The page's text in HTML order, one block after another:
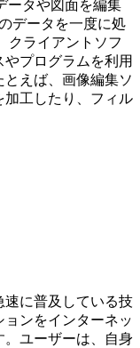
ータや図面を編集
データを一度に処
クライアントソフ
やプログラムを利用
えば、画像編集ソ
加工したり、フィル
速に普及している技
ンをインターネッ
。ユーザーは、自身